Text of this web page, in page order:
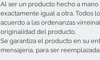
Al ser un producto hecho a
exactamente igual a otra. Todos
acuerdo a las ordenanzas
originalidad del producto.
Se garantiza el producto en su
mensajería, para ser